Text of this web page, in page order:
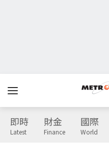
即時
Latest
財金
Finance
國際
World